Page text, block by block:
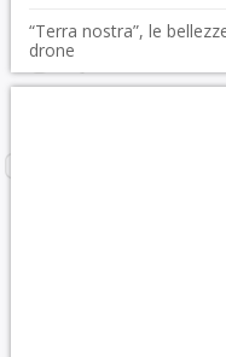
“Terra nostra”, le
drone